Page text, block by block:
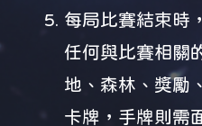
每局比賽結束時
任何與比賽相關
地、森林、獎勵
卡牌，手牌則需